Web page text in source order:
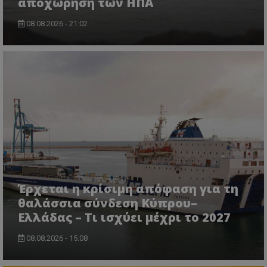
08.08.2026 - 21:02
Έρχεται η κρίσιμη απόφαση για τη
θαλάσσια σύνδεση Κύπρου–
Ελλάδας – Τι ισχύει μέχρι το 2027
08.08.2026 - 15:08
.youtube.com